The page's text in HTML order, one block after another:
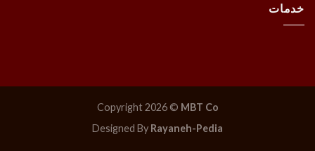
خدمات
Copyright 2026 © MBT Co
Designed By Rayaneh-Pedia